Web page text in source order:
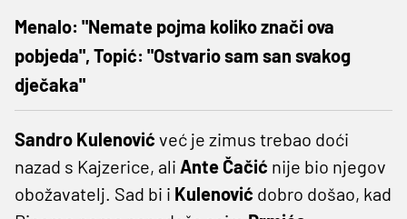
Menalo: "Nemate pojma koliko znači ova
pobjeda", Topić: "Ostvario sam san svakog
dječaka"
Sandro Kulenović već je zimus trebao doći
nazad s Kajzerice, ali Ante Čačić nije bio njegov
obožavatelj. Sad bi i Kulenović dobro došao, kad